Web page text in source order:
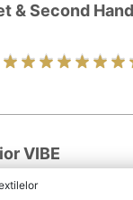
& Second
VIBE